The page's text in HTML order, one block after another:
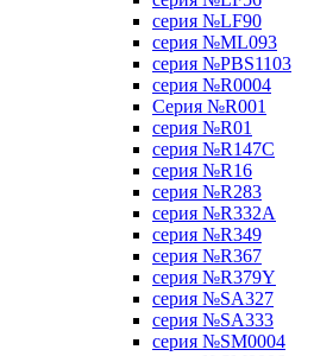
серия №LF90
серия №ML093
серия №PBS1103
серия №R0004
Серия №R001
серия №R01
серия №R147C
серия №R16
серия №R283
серия №R332A
серия №R349
серия №R367
серия №R379Y
серия №SA327
серия №SA333
серия №SM0004